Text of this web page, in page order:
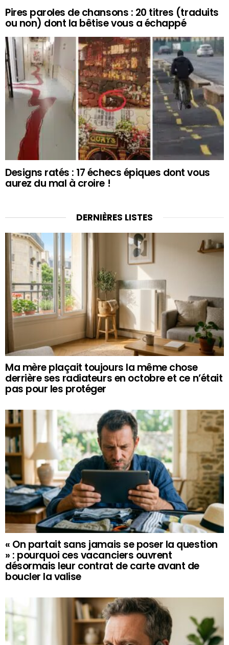
Pires paroles de chansons : 20 titres (traduits
ou non) dont la bêtise vous a échappé
Designs ratés : 17 échecs épiques dont vous
aurez du mal à croire !
DERNIÈRES LISTES
Ma mère plaçait toujours la même chose
derrière ses radiateurs en octobre et ce n’était
pas pour les protéger
« On partait sans jamais se poser la question
» : pourquoi ces vacanciers ouvrent
désormais leur contrat de carte avant de
boucler la valise